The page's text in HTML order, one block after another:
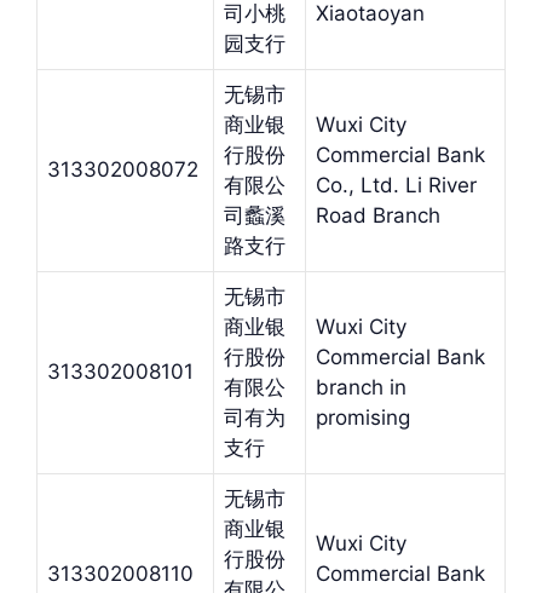
司小桃
园支行
Xiaotaoyan
313302008072
无锡市
商业银
行股份
有限公
司蠡溪
路支行
Wuxi City
Commercial Bank
Co., Ltd. Li River
Road Branch
313302008101
无锡市
商业银
行股份
有限公
司有为
支行
Wuxi City
Commercial Bank
branch in
promising
313302008110
无锡市
商业银
行股份
Wuxi City
Commercial Bank